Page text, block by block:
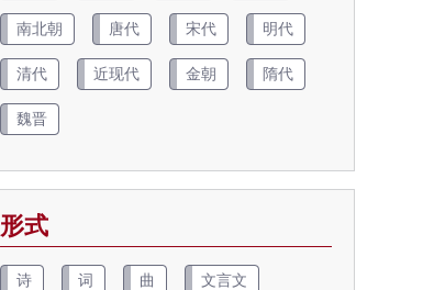
南北朝 唐代 宋代 明代
清代 近现代 金朝 隋代
魏晋
形式
诗 词 曲 文言文